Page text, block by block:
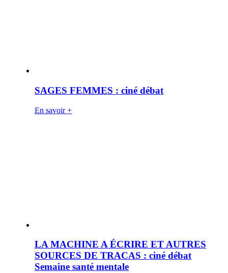
SAGES FEMMES : ciné débat
En savoir +
LA MACHINE A ÉCRIRE ET AUTRES
SOURCES DE TRACAS : ciné débat
Semaine santé mentale